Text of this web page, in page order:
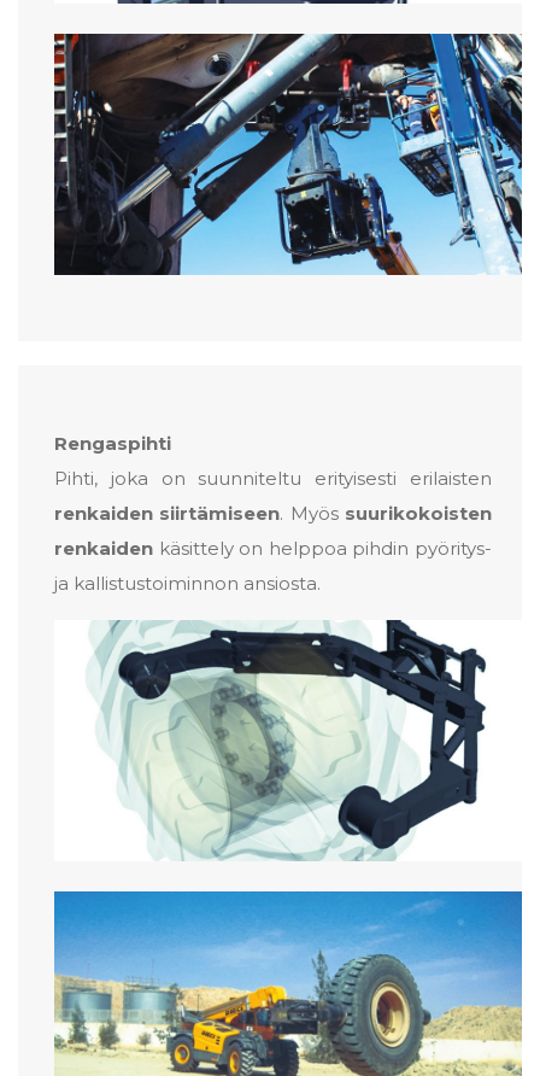
Rengaspihti
Pihti, joka on suunniteltu erityisesti erilaisten
renkaiden siirtämiseen. Myös suurikokoisten
renkaiden käsittely on helppoa pihdin pyöritys-
ja kallistustoiminnon ansiosta.